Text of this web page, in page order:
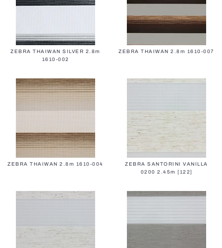
ZEBRA THAIWAN SILVER 2.8m
1610-002
ZEBRA THAIWAN 2.8m 1610-007
ZEBRA THAIWAN 2.8m 1610-004
ZEBRA SANTORINI VANILLA
0200 2.45m [122]